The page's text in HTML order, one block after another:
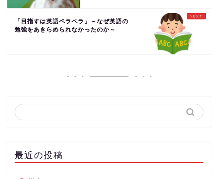
「目指すは英語ペラペラ」～なぜ英語の
勉強をあきらめられなかったのか～
最近の投稿